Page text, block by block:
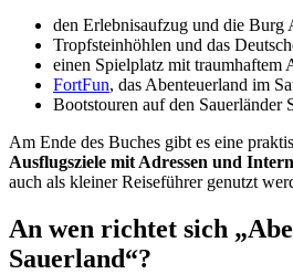
den Erlebnisaufzug und die Burg
Tropfsteinhöhlen und das
einen Spielplatz mit traumhaftem
FortFun, das Abenteuerland im
Bootstouren auf den Sauerländer
Am Ende des Buches gibt es eine
Ausflugsziele mit Adressen und
auch als kleiner Reiseführer genutzt
An wen richtet sich
Sauerland“?